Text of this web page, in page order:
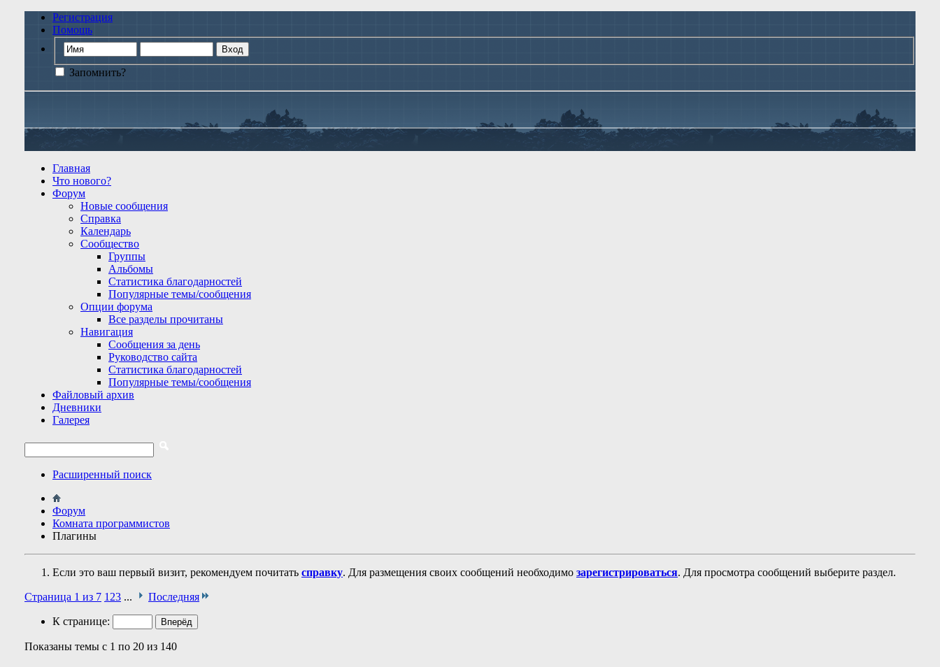
Регистрация
Помощь
Запомнить?
Главная
Что нового?
Форум
Новые сообщения
Справка
Календарь
Сообщество
Группы
Альбомы
Статистика благодарностей
Популярные темы/сообщения
Опции форума
Все разделы прочитаны
Навигация
Сообщения за день
Руководство сайта
Статистика благодарностей
Популярные темы/сообщения
Файловый архив
Дневники
Галерея
Расширенный поиск
Форум
Комната программистов
Плагины
Если это ваш первый визит, рекомендуем почитать справку. Для размещения своих сообщений необходимо зарегистрироваться. Для просмотра сообщений выберите раздел.
Страница 1 из 7 1 23 ... Последняя
К странице:
Показаны темы с 1 по 20 из 140